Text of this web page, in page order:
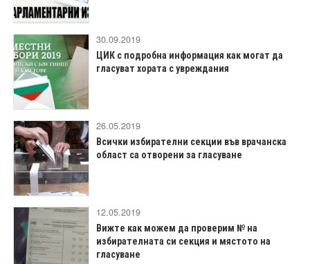
30.09.2019
ЦИК с подробна информация как могат да
гласуват хората с увреждания
26.05.2019
Всички избирателни секции във врачанска
област са отворени за гласуване
12.05.2019
Вижте как можем да проверим № на
избирателната си секция и мястото на
гласуване